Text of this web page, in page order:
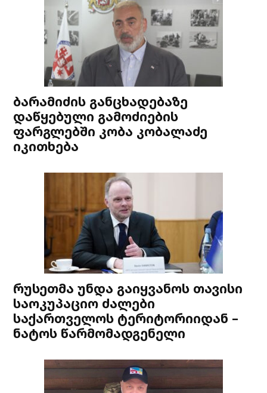
ბარამიძის განცხადებაზე
დაწყებული გამოძიების
ფარგლებში კობა კობალაძე
იკითხება
რუსეთმა უნდა გაიყვანოს თავისი
საოკუპაციო ძალები
საქართველოს ტერიტორიიდან –
ნატოს წარმომადგენელი